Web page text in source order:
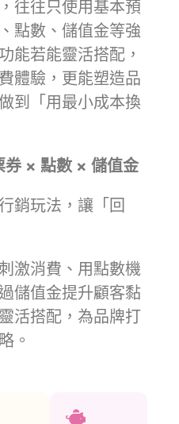
往往只使用基本預
點數、儲值金等強
能若能靈活搭配，
體驗，更能塑造品
到「用最小成本換
券 × 點數 × 儲值金
銷玩法，讓「回
激消費、用點數機
儲值金提升顧客黏
活搭配，為品牌打
。